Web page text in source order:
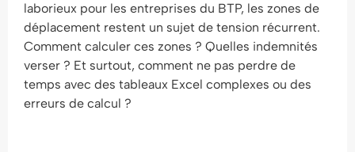
laborieux pour les entreprises du BTP, les zones de
déplacement restent un sujet de tension récurrent.
Comment calculer ces zones ? Quelles indemnités
verser ? Et surtout, comment ne pas perdre de
temps avec des tableaux Excel complexes ou des
erreurs de calcul ?